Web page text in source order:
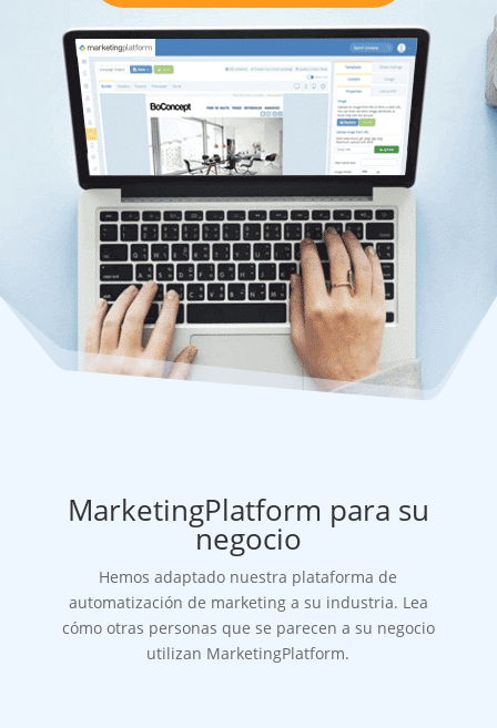
MarketingPlatform para su
negocio
Hemos adaptado nuestra plataforma de
automatización de marketing a su industria. Lea
cómo otras personas que se parecen a su negocio
utilizan MarketingPlatform.